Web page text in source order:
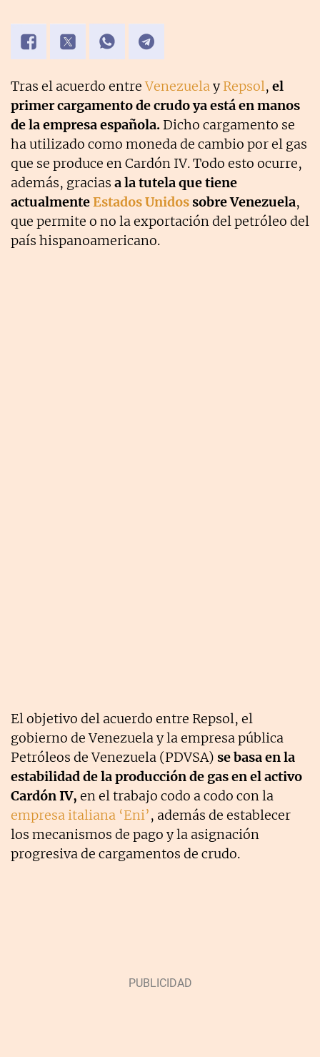
Tras el acuerdo entreVenezuelayRepsol, el
primer cargamento de crudo ya está en manos
de la empresa española. Dicho cargamento se
ha utilizado como moneda de cambio por el gas
que se produce en Cardón IV. Todo esto ocurre,
además, gracias a la tutela que tiene
actualmenteEstados Unidossobre Venezuela,
que permite o no la exportación del petróleo del
país hispanoamericano.
El objetivo del acuerdo entre Repsol, el
gobierno de Venezuela y la empresa pública
Petróleos de Venezuela (PDVSA) se basa en la
estabilidad de la producción de gas en el activo
Cardón IV, en el trabajo codo a codo con la
empresa italiana ‘Eni’, además de establecer
los mecanismos de pago y la asignación
progresiva de cargamentos de crudo.